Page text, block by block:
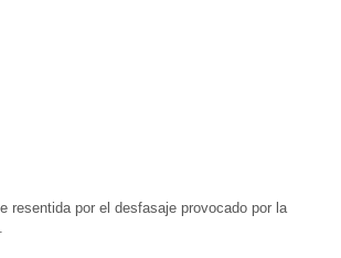
resentida por el desfasaje provocado por la